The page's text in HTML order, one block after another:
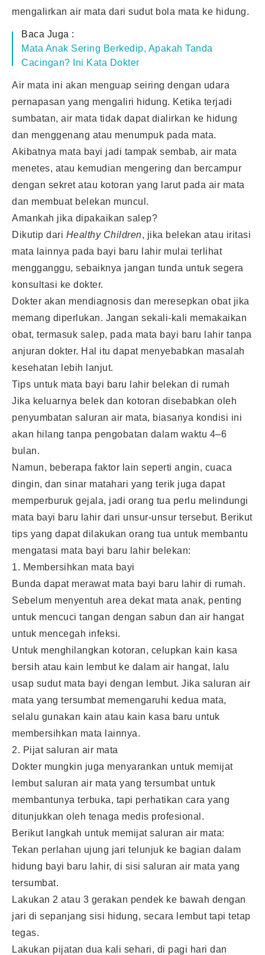
mengalirkan air mata dari sudut bola mata ke hidung.
Baca Juga :
Mata Anak Sering Berkedip, Apakah Tanda
Cacingan? Ini Kata Dokter
Air mata ini akan menguap seiring dengan udara
pernapasan yang mengaliri hidung. Ketika terjadi
sumbatan, air mata tidak dapat dialirkan ke hidung
dan menggenang atau menumpuk pada mata.
Akibatnya mata bayi jadi tampak sembab, air mata
menetes, atau kemudian mengering dan bercampur
dengan sekret atau kotoran yang larut pada air mata
dan membuat belekan muncul.
Amankah jika dipakaikan salep?
Dikutip dari Healthy Children, jika belekan atau iritasi
mata lainnya pada bayi baru lahir mulai terlihat
mengganggu, sebaiknya jangan tunda untuk segera
konsultasi ke dokter.
Dokter akan mendiagnosis dan meresepkan obat jika
memang diperlukan. Jangan sekali-kali memakaikan
obat, termasuk salep, pada mata bayi baru lahir tanpa
anjuran dokter. Hal itu dapat menyebabkan masalah
kesehatan lebih lanjut.
Tips untuk mata bayi baru lahir belekan di rumah
Jika keluarnya belek dan kotoran disebabkan oleh
penyumbatan saluran air mata, biasanya kondisi ini
akan hilang tanpa pengobatan dalam waktu 4–6
bulan.
Namun, beberapa faktor lain seperti angin, cuaca
dingin, dan sinar matahari yang terik juga dapat
memperburuk gejala, jadi orang tua perlu melindungi
mata bayi baru lahir dari unsur-unsur tersebut. Berikut
tips yang dapat dilakukan orang tua untuk membantu
mengatasi mata bayi baru lahir belekan:
1. Membersihkan mata bayi
Bunda dapat merawat mata bayi baru lahir di rumah.
Sebelum menyentuh area dekat mata anak, penting
untuk mencuci tangan dengan sabun dan air hangat
untuk mencegah infeksi.
Untuk menghilangkan kotoran, celupkan kain kasa
bersih atau kain lembut ke dalam air hangat, lalu
usap sudut mata bayi dengan lembut. Jika saluran air
mata yang tersumbat memengaruhi kedua mata,
selalu gunakan kain atau kain kasa baru untuk
membersihkan mata lainnya.
2. Pijat saluran air mata
Dokter mungkin juga menyarankan untuk memijat
lembut saluran air mata yang tersumbat untuk
membantunya terbuka, tapi perhatikan cara yang
ditunjukkan oleh tenaga medis profesional.
Berikut langkah untuk memijat saluran air mata:
Tekan perlahan ujung jari telunjuk ke bagian dalam
hidung bayi baru lahir, di sisi saluran air mata yang
tersumbat.
Lakukan 2 atau 3 gerakan pendek ke bawah dengan
jari di sepanjang sisi hidung, secara lembut tapi tetap
tegas.
Lakukan pijatan dua kali sehari, di pagi hari dan